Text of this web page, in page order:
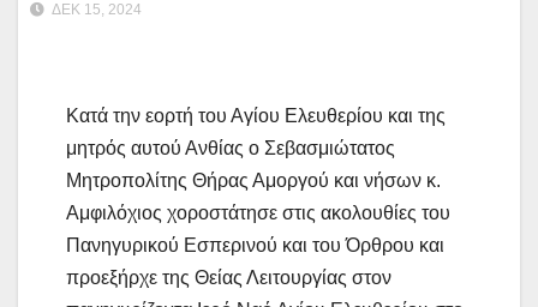
ΔΕΚ 15, 2024
Κατά την εορτή του Αγίου Ελευθερίου και της
μητρός αυτού Ανθίας ο Σεβασμιώτατος
Μητροπολίτης Θήρας Αμοργού και νήσων κ.
Αμφιλόχιος χοροστάτησε στις ακολουθίες του
Πανηγυρικού Εσπερινού και του Όρθρου και
προεξήρχε της Θείας Λειτουργίας στον